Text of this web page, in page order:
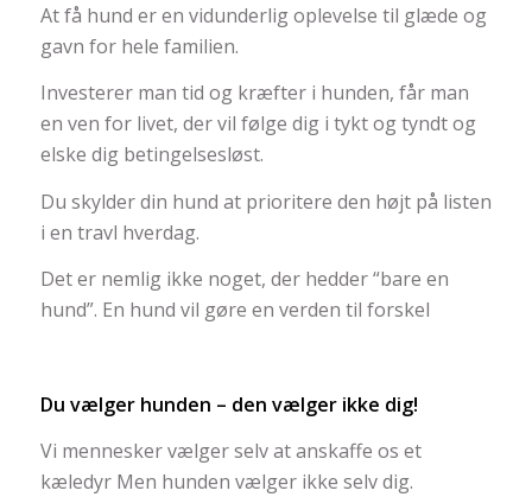
At få hund er en vidunderlig oplevelse til glæde og
gavn for hele familien.
Investerer man tid og kræfter i hunden, får man
en ven for livet, der vil følge dig i tykt og tyndt og
elske dig betingelsesløst.
Du skylder din hund at prioritere den højt på listen
i en travl hverdag.
Det er nemlig ikke noget, der hedder “bare en
hund”. En hund vil gøre en verden til forskel
Du vælger hunden – den vælger ikke dig!
Vi mennesker vælger selv at anskaffe os et
kæledyr Men hunden vælger ikke selv dig.